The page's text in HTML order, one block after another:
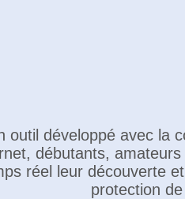
outil développé avec la
débutants,
réel leur découverte
protection